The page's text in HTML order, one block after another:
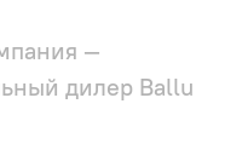
—
дилер Ballu